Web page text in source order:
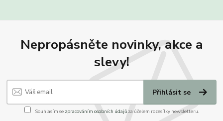
Nepropásněte novinky, akce a
slevy!
Přihlásit se
Souhlasím se zpracováním osobních údajůza účelem rozesílky newsletteru.